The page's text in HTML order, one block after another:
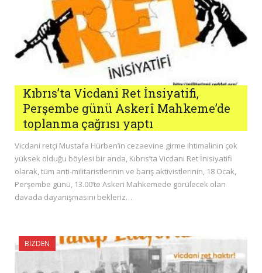
Kıbrıs’ta Vicdani Ret İnsiyatifi,
Perşembe günü Askerî Mahkeme’de
toplanma çağrısı yaptı
Vicdani retçi Mustafa Hürben’in cezaevine girme ihtimalinin çok
yüksek olduğu böylesi bir anda, Kıbrıs’ta Vicdani Ret İnisiyatifi
olarak, tüm anti-militaristlerinin ve barış aktivistlerinin, 18 Ocak,
Perşembe günü, 13.00’te Askeri Mahkemede görülecek olan
davada dayanışmasını bekleriz…
BIZDEN